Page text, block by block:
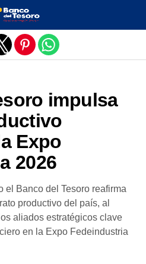
impulsa
Expo
2026
el Banco del Tesoro reafirma
productivo del país, al
aliados estratégicos clave
en la Expo Fedeindustria
versión móvil